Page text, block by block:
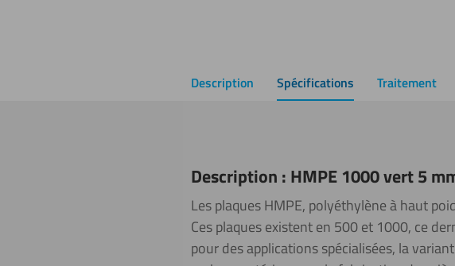
Description Spécifications Traitement
Description : HMPE 1000 vert 5
Les plaques HMPE, polyéthylène à haut
Ces plaques existent en 500 et 1000, ce
pour des applications spécialisées, la